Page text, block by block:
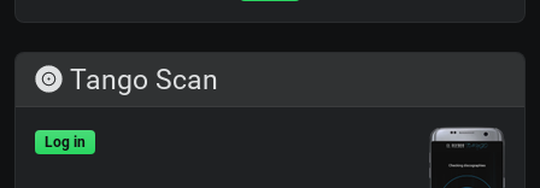
Tango Scan
Log in